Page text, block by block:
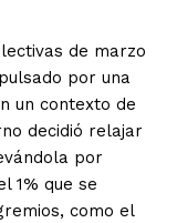
de marzo
por una
un contexto de
decidió relajar
por
1% que se
como el